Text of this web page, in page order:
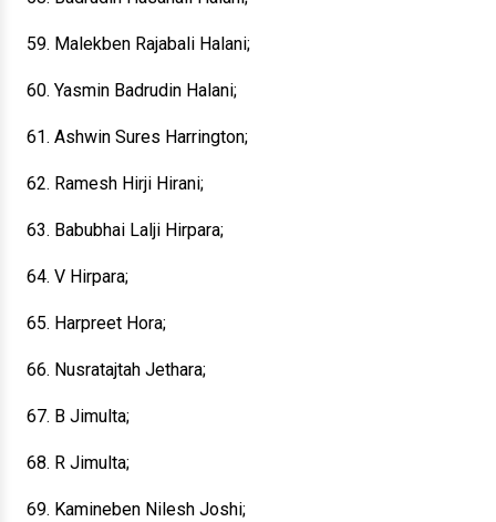
59. Malekben Rajabali Halani;
60. Yasmin Badrudin Halani;
61. Ashwin Sures Harrington;
62. Ramesh Hirji Hirani;
63. Babubhai Lalji Hirpara;
64. V Hirpara;
65. Harpreet Hora;
66. Nusratajtah Jethara;
67. B Jimulta;
68. R Jimulta;
69. Kamineben Nilesh Joshi;